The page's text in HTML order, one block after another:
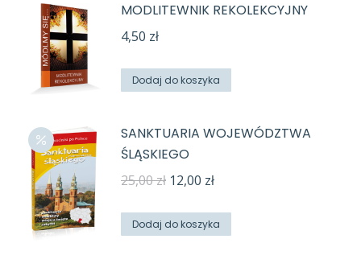
MODLITEWNIK REKOLEKCYJNY
4,50 zł
Dodaj do koszyka
SANKTUARIA WOJEWÓDZTWA
ŚLĄSKIEGO
25,00zł Pierwotna
wynosiła:
12,00 złAktualna
wynosi:
Dodaj do koszyka